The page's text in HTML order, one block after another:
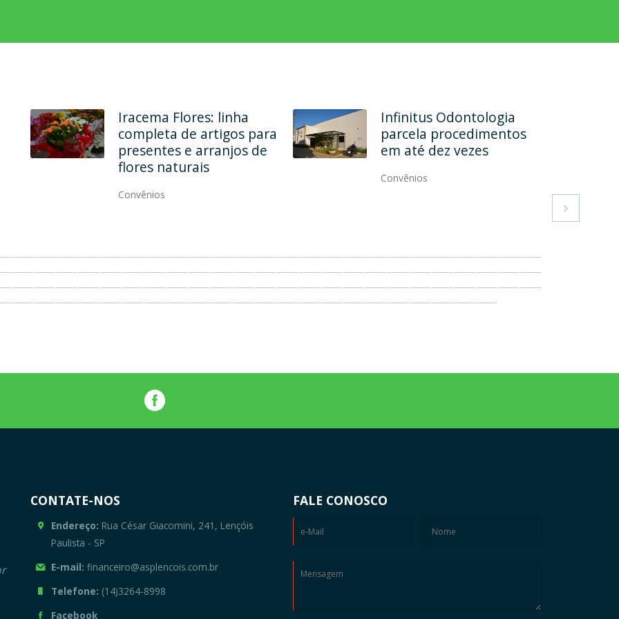
Em dois endereços, Ana
Maria Modas une
qualidade, elegância e
modernidade
Convênios
Rehab Odontologia
Especializada formaliza
convênio
Convênios

CONTATE-NOS
Endereço: Rua César Giacomini, 241, Lençóis
Paulista - SP
E-mail: financeiro@asplencois.com.br
Telefone: (14)3264-8998
Facebook
FALE CONOSCO